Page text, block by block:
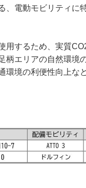
、電動モビリティに
用するため、実質
柄エリアの自然環境
環境の利便性向上な